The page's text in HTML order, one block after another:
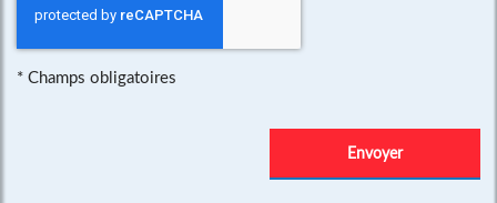
* Champs obligatoires